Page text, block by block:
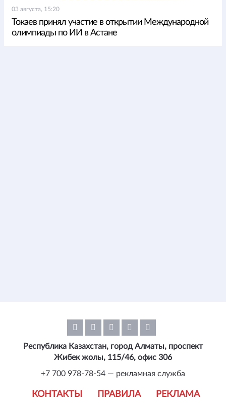
03 августа, 15:20
Токаев принял участие в открытии Международной
олимпиады по ИИ в Астане
КОНТАКТЫ ПРАВИЛА РЕКЛАМА
Республика Казахстан, город Алматы, проспект
Жибек жолы, 115/46, офис 306
+7 700 978-78-54 — рекламная служба